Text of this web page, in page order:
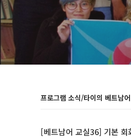
프로그램 소식/타이의 베트남
[베트남어 교실36] 기본